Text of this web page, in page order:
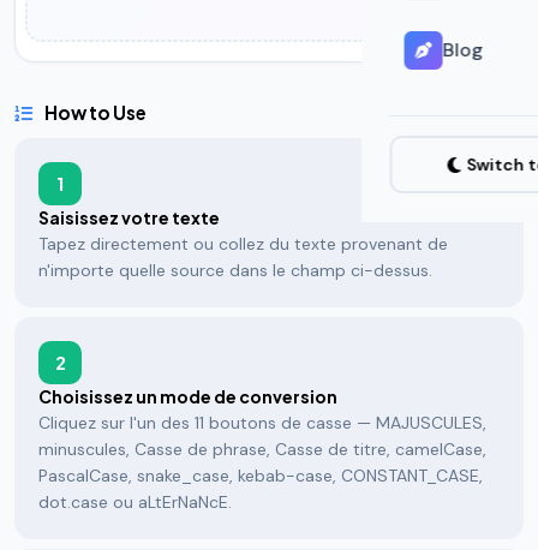
Blog
Switch
How to Use
1
Saisissez votre texte
Tapez directement ou collez du texte provenant de
n'importe quelle source dans le champ ci-dessus.
2
Choisissez un mode de conversion
Cliquez sur l'un des 11 boutons de casse — MAJUSCULES,
minuscules, Casse de phrase, Casse de titre, camelCase,
PascalCase, snake_case, kebab-case, CONSTANT_CASE,
dot.case ou aLtErNaNcE.